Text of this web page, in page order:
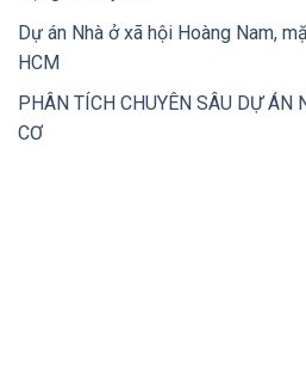
Dự án Nhà ở xã hội Hoàng Nam,
HCM
PHÂN TÍCH CHUYÊN SÂU DỰ ÁN
CƠ